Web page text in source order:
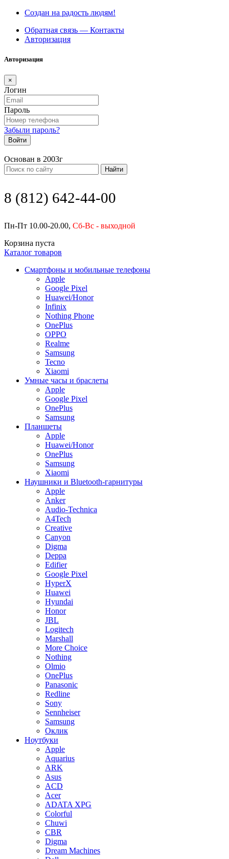
Создан на радость людям!
Обратная связь — Контакты
Авторизация
Авторизация
×
Логин
Пароль
Забыли пароль?
Войти
Основан в 2003г
Найти
8 (812) 642-44-00
Пн-Пт 10.00-20.00, Сб-Вс - выходной
Корзина пуста
Каталог товаров
Смартфоны и мобильные телефоны
Apple
Google Pixel
Huawei/Honor
Infinix
Nothing Phone
OnePlus
OPPO
Realme
Samsung
Tecno
Xiaomi
Умные часы и браслеты
Apple
Google Pixel
OnePlus
Samsung
Планшеты
Apple
Huawei/Honor
OnePlus
Samsung
Xiaomi
Наушники и Bluetooth-гарнитуры
Apple
Anker
Audio-Technica
A4Tech
Creative
Canyon
Digma
Deppa
Edifier
Google Pixel
HyperX
Huawei
Hyundai
Honor
JBL
Logitech
Marshall
More Choice
Nothing
Olmio
OnePlus
Panasonic
Redline
Sony
Sennheiser
Samsung
Оклик
Ноутбуки
Apple
Aquarius
ARK
Asus
ACD
Acer
ADATA XPG
Colorful
Chuwi
CBR
Digma
Dream Machines